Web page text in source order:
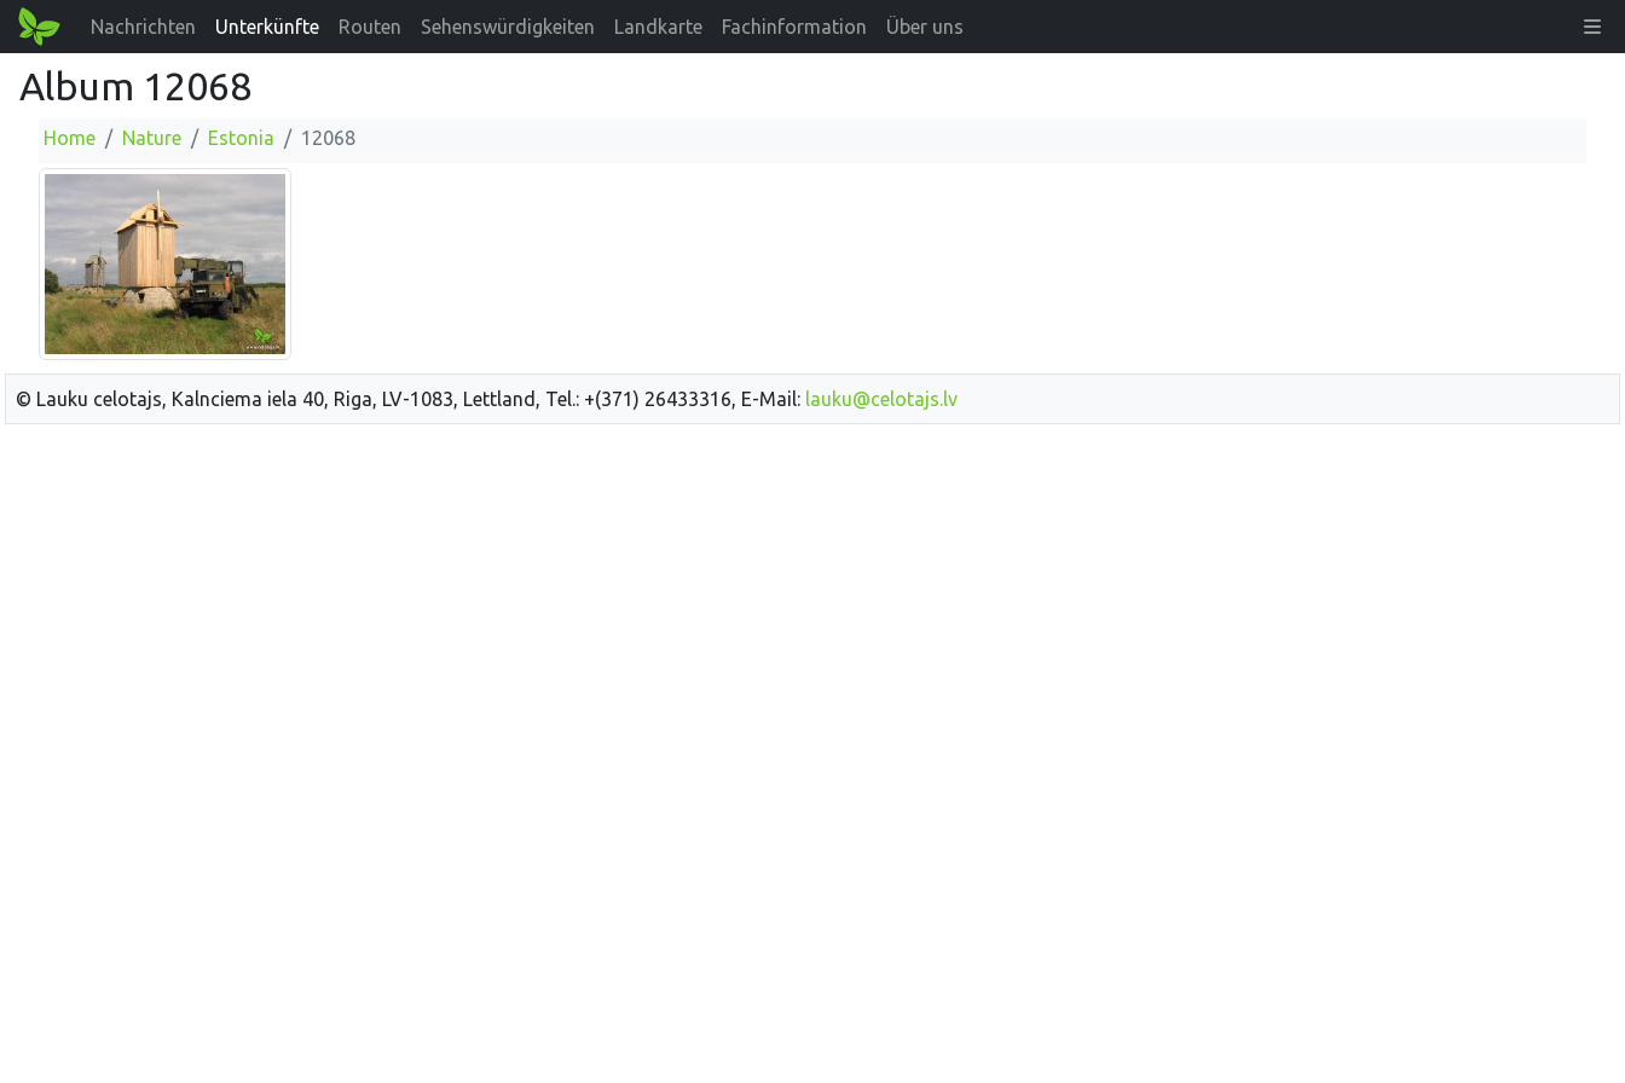
Nachrichten Unterkünfte Routen Sehenswürdigkeiten Landkarte Fachinformation Über uns
Album 12068
Home Nature Estonia 12068
© Lauku celotajs, Kalnciema iela 40, Riga, LV-1083, Lettland, Tel.: +(371) 26433316, E-Mail: lauku@celotajs.lv